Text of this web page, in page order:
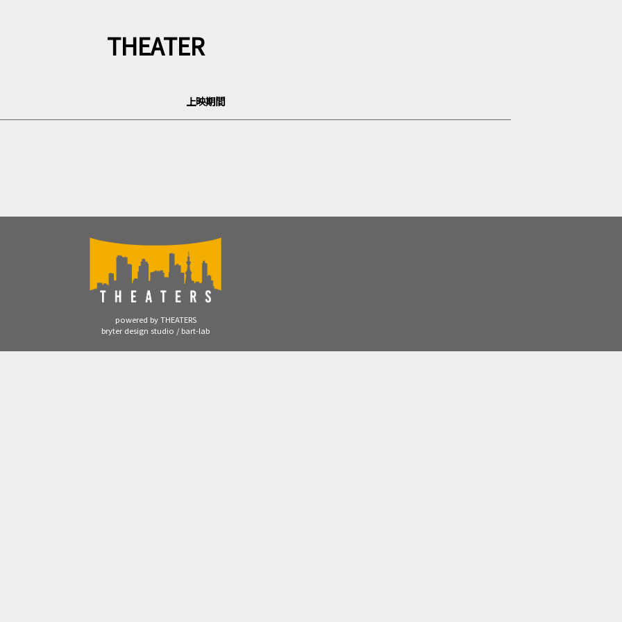
THEATER
上映期間
powered by THEATERS
bryter design studio / bart-lab